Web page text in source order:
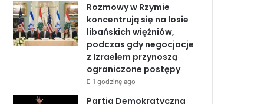
Rozmowy w Rzymie
koncentrują się na losie
libańskich więźniów,
podczas gdy negocjacje
z Izraelem przynoszą
ograniczone postępy
1 godzinę ago
Partia Demokratyczna